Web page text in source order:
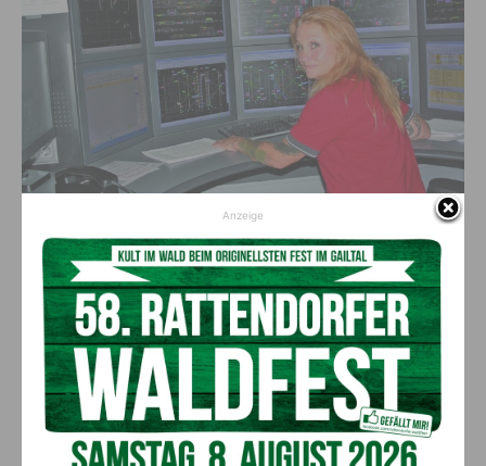
Bartolot an ihrem Arbeitsplatz, der ÖBB-Betriebsführungszentrale in Villach
Berufliche Weichen neu gestellt
Beruflich auf den Zug aufgesprungen ist die gebürtige
Gailtalerin aus Sussawitsch vor 26 Jahren. Ihren früheren Job
als LKW-Fahrerin hat sie an den Nagel gehängt. Das Leben
stellte die Weichen neu. Bei den Österreichischen
Bundesbahnen landete sie eher durch Zufall. „In der Branche
Anzeige